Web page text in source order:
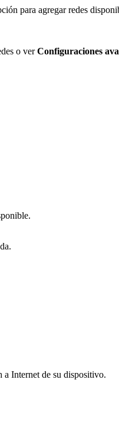
para agregar redes
o verConfiguraciones
Internet de su dispositivo.